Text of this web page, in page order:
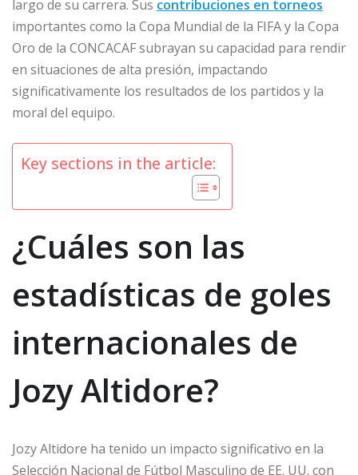
largo de su carrera. Sus contribuciones en torneos
importantes como la Copa Mundial de la FIFA y la Copa
Oro de la CONCACAF subrayan su capacidad para rendir
en situaciones de alta presión, impactando
significativamente los resultados de los partidos y la
moral del equipo.
Key sections in the article:
¿Cuáles son las
estadísticas de goles
internacionales de
Jozy Altidore?
Jozy Altidore ha tenido un impacto significativo en la
Selección Nacional de Fútbol Masculino de EE. UU. con